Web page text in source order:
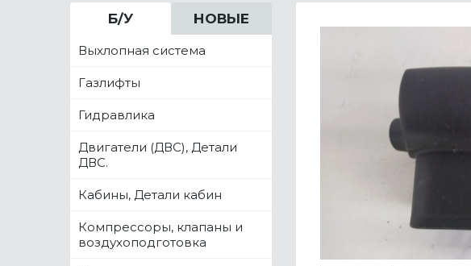
Б/У НОВЫЕ
Выхлопная система
Газлифты
Гидравлика
Двигатели (ДВС), Детали
ДВС.
Кабины, Детали кабин
Компрессоры, клапаны и
воздухоподготовка